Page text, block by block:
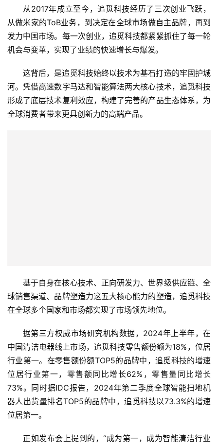
从2017年成立至今，追觅科技经历了三次创业飞跃，
从做米家的ToB业务，到决定在全球市场做自主品牌，再到
发力中国市场。每一次创业，追觅科技都紧紧抓住了每一轮
机会与变革，实现了业绩的快速增长与爆发。
这背后，是追觅科技始终以技术为基石打造的牢固护城
河。凭借高速数字马达和智能算法两大核心技术，追觅科技
形成了底层技术复利效应，构建了完善的产品生态体系，为
全球消费者带来更具创新力的高端产品。
基于自身在核心技术、正向研发力、世界级供应链、全
球销售渠道、品牌塑造力这五大核心能力的塑造，追觅科技
在全球多个国家和市场都实现了市场领先地位。
据第三方权威市场研究机构数据，2024年上半年，在
中国清洁电器线上市场，追觅科技零售额份额为18%，位居
行业第一。在零售额份额TOP5的品牌中，追觅科技的增速
位居行业第一，零售额同比增长62%，零售量同比增长
73%。同时据IDC报告，2024年第二季度全球智能扫地机
器人出货量排名TOP5的品牌中，追觅科技以73.3%的增速
位居第一。
正如发布会上提到的，“成为第一，成为智能清洁行业